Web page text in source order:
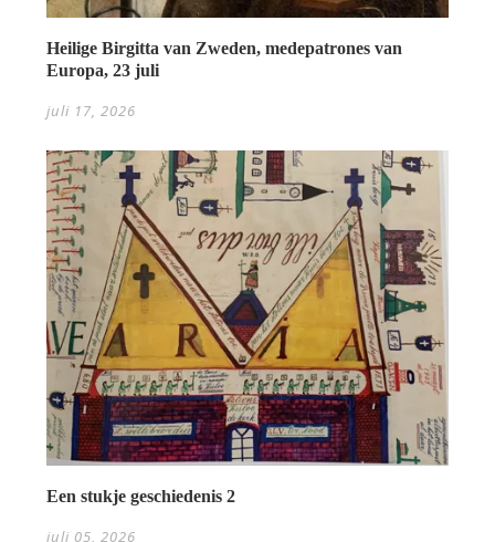
Heilige Birgitta van Zweden, medepatrones van
Europa, 23 juli
juli 17, 2026
Een stukje geschiedenis 2
juli 05, 2026